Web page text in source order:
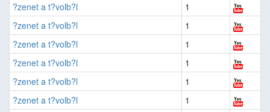
?zenet a t?volb?l
1
?zenet a t?volb?l
1
?zenet a t?volb?l
1
?zenet a t?volb?l
1
?zenet a t?volb?l
1
?zenet a t?volb?l
1